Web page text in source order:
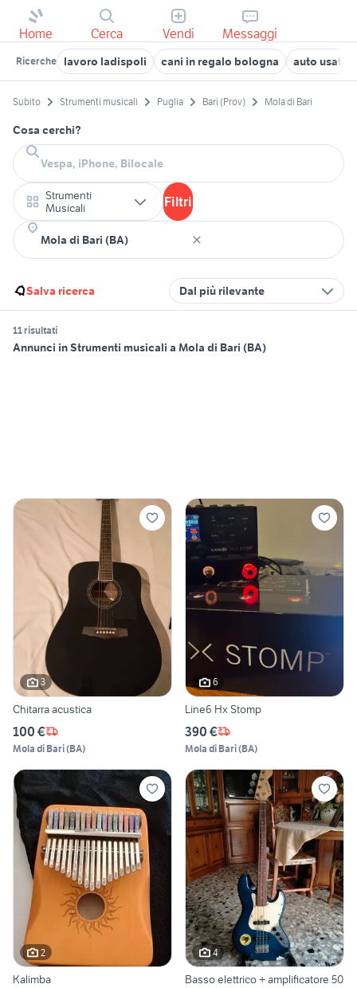
Home Cerca Vendi Messaggi
Ricerche lavoro ladispoli cani in regalo bologna auto usate
Subito Strumenti musicali Puglia Bari (Prov) Mola di Bari
Cosa cerchi?
Strumenti
Musicali
Filtri
Salva ricerca Dal più rilevante
11 risultati
Annunci in Strumenti musicali a Mola di Bari (BA)
3
Chitarra acustica
100 €
Mola di Bari(BA)
6
Line6 Hx Stomp
390 €
Mola di Bari(BA)
2
Kalimba
4
Basso elettrico + amplificatore 50